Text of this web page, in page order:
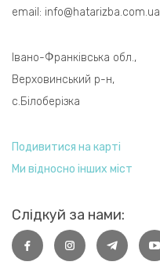
email: info@hatarizba.com.ua
Івано-Франківська обл.,
Верховинський р-н,
с.Білоберізка
Подивитися на карті
Ми відносно інших міст
Слідкуй за нами: